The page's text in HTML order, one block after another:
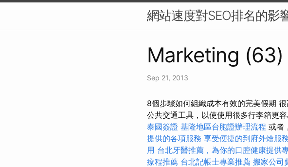
網站速度對SEO排名的影
Marketing (63)
Sep 21, 2013
8個步驟如何組織成本有效的完美假期
公共交通工具，以使使用很多行李箱更容
泰國簽證 基隆地區台胞證辦理流程 或者
提供的各項服務 享受便捷的到府外燴服
用 台北牙醫推薦，為你的口腔健康提供
療程推薦 台北記帳士專業推薦 搬家公司